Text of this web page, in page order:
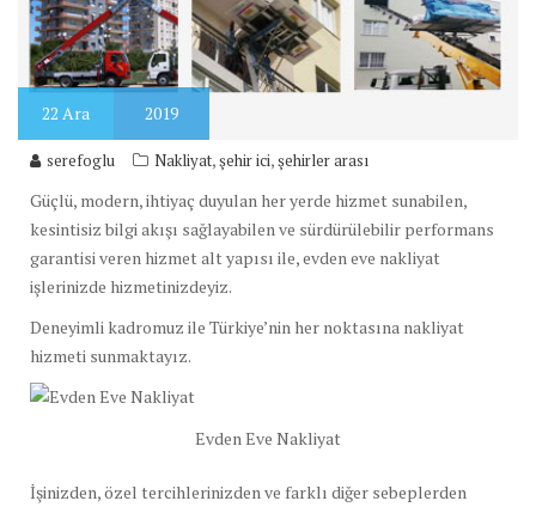
22 Ara 2019
serefoglu Nakliyat,şehir ici,şehirler arası
Güçlü, modern, ihtiyaç duyulan her yerde hizmet sunabilen,
kesintisiz bilgi akışı sağlayabilen ve sürdürülebilir performans
garantisi veren hizmet alt yapısı ile, evden eve nakliyat
işlerinizde hizmetinizdeyiz.
Deneyimli kadromuz ile Türkiye’nin her noktasına nakliyat
hizmeti sunmaktayız.
Evden Eve Nakliyat
İşinizden, özel tercihlerinizden ve farklı diğer sebeplerden